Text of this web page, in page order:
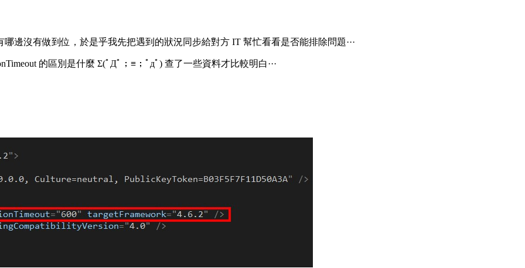
邊沒有做到位，於是乎我先把遇到的狀況同步給對方 IT 幫忙看看是否能排除問題···
的區別是什麼 Σ(ﾟДﾟ；≡；ﾟдﾟ) 查了一些資料才比較明白···